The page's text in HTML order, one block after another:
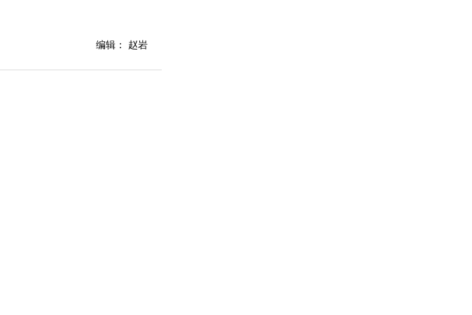
编辑： 赵岩